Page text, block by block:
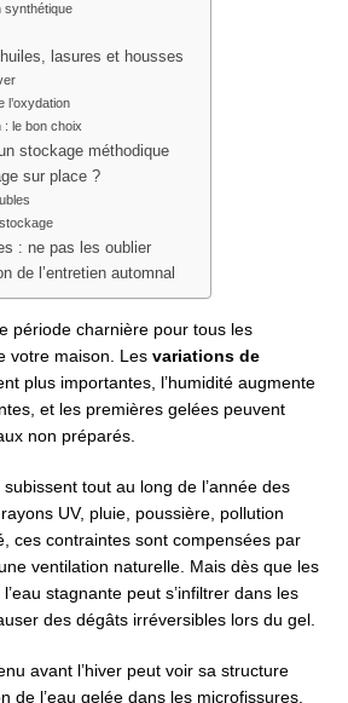
synthétique
lasures et housses
l’oxydation
: le bon choix
stockage méthodique
sur place ?
: ne pas les oublier
de l’entretien automnal
période charnière pour tous les
votre maison. Les variations de
plus importantes, l’humidité augmente
et les premières gelées peuvent
non préparés.
tout au long de l’année des
UV, pluie, poussière, pollution
ces contraintes sont compensées par
ventilation naturelle. Mais dès que les
stagnante peut s’infiltrer dans les
des dégâts irréversibles lors du gel.
avant l’hiver peut voir sa structure
de l’eau gelée dans les microfissures.